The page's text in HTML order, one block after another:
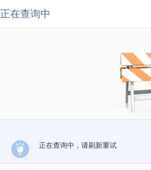
正在查询中
正在查询中，请刷新重试